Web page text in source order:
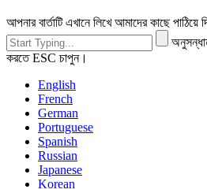
আপনার বার্তাটি এখানে লিখে আমাদের কাছে পাঠিয়ে
করতে ESC চাপুন।
English
French
German
Portuguese
Spanish
Russian
Japanese
Korean